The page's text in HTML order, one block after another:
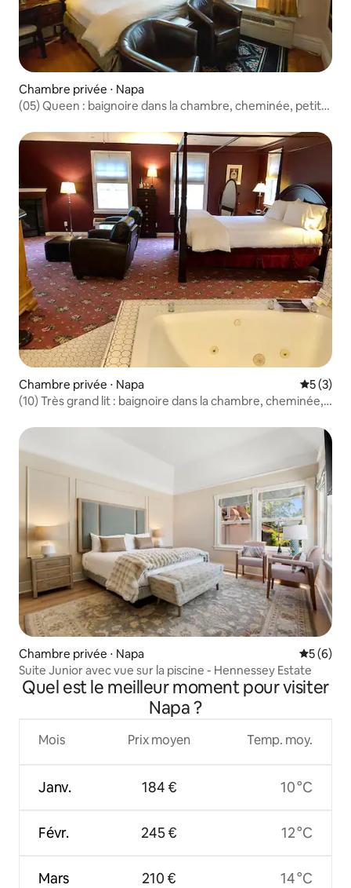
Chambre privée ⋅ Napa
(05) Queen : baignoire dans la chambre, cheminée, petit
Chambre privée ⋅ Napa
5 (3)
(10) Très grand lit : baignoire dans la chambre, cheminée,
Chambre privée ⋅ Napa
5 (6)
Suite Junior avec vue sur la piscine - Hennessey Estate
Quel est le meilleur moment pour visiter
Napa ?
Mois
Janv.
Févr.
Mars
Prix moyen
184 €
245 €
210 €
Temp. moy.
10 °C
12 °C
14 °C